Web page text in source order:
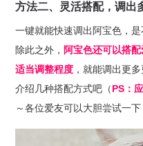
方法二、灵活搭配，调出
一键就能快速调出阿宝色，是
除此之外， 阿宝色还可以搭
适当调整程度，就能调出更多
介绍几种搭配方式吧（PS：
～各位爱友可以大胆尝试一下